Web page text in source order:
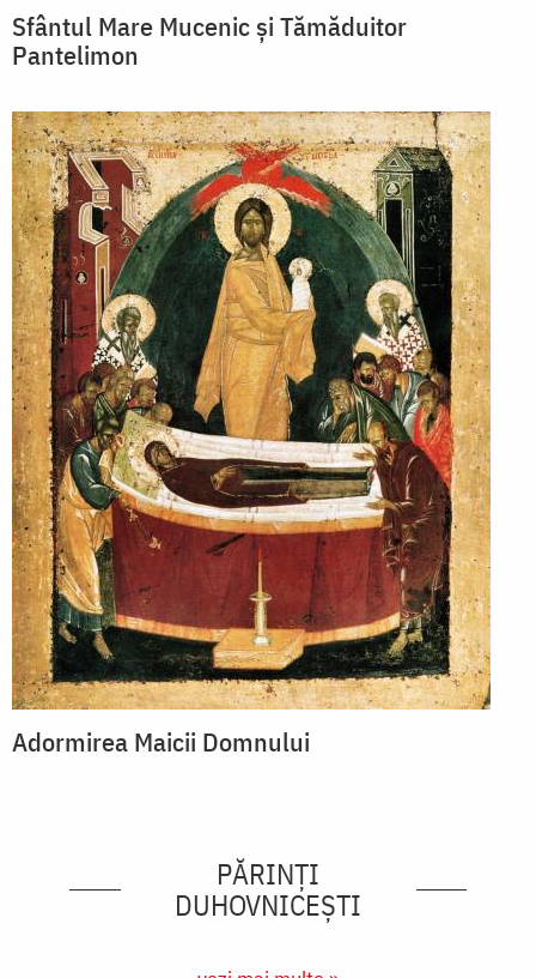
Sfântul Mare Mucenic și Tămăduitor
Pantelimon
Adormirea Maicii Domnului
PĂRINȚI
DUHOVNICEȘTI